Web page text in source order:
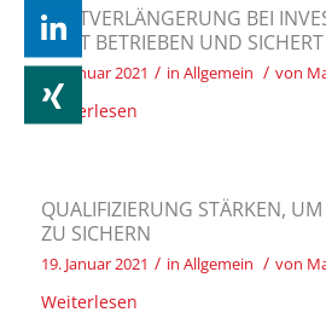
FRISTVERLÄNGERUNG BEI
HILFT BETRIEBEN UND
21. Januar 2021 / in Allgemein / von
Weiterlesen
QUALIFIZIERUNG STÄRKEN,
ZU SICHERN
19. Januar 2021 / in Allgemein / von
Weiterlesen